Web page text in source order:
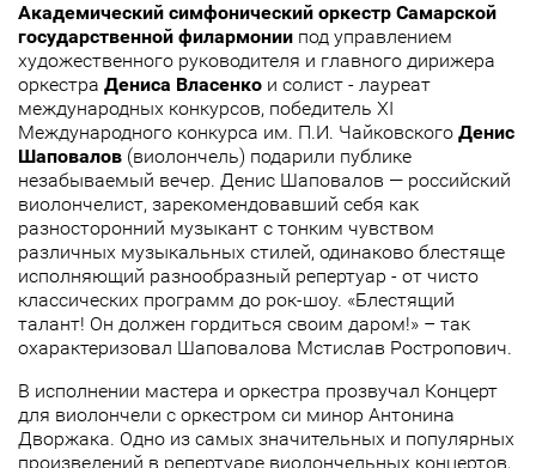
Академический симфонический оркестр Самарской
государственной филармонии под управлением
художественного руководителя и главного дирижера
оркестра Дениса Власенко и солист - лауреат
международных конкурсов, победитель XI
Международного конкурса им. П.И. Чайковского Денис
Шаповалов (виолончель) подарили публике
незабываемый вечер. Денис Шаповалов — российский
виолончелист, зарекомендовавший себя как
разносторонний музыкант с тонким чувством
различных музыкальных стилей, одинаково блестяще
исполняющий разнообразный репертуар - от чисто
классических программ до рок-шоу. «Блестящий
талант! Он должен гордиться своим даром!» – так
охарактеризовал Шаповалова Мстислав Ростропович.
В исполнении мастера и оркестра прозвучал Концерт
для виолончели с оркестром си минор Антонина
Дворжака. Одно из самых значительных и популярных
произведений в репертуаре виолончельных концертов,